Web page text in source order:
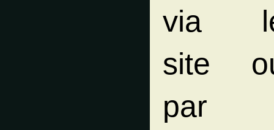
via
site
par